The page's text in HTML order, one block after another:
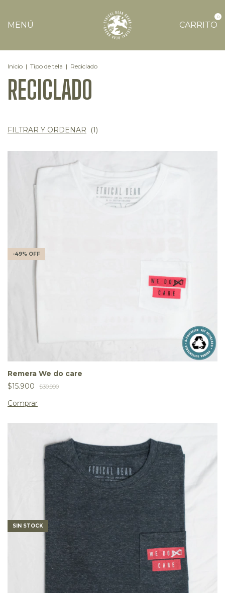
MENÚ CARRITO
0
Inicio | Tipo de tela | Reciclado
RECICLADO
FILTRAR Y ORDENAR (1)
-49% OFF
Remera We do care
$15.900
$30.990
Comprar
SIN STOCK